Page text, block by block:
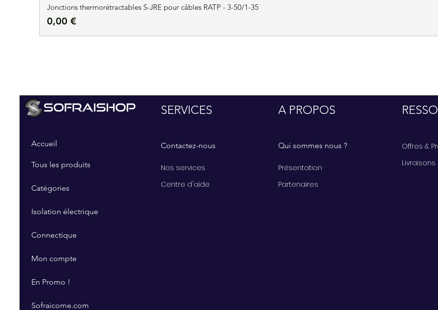
Jonctions thermorétractables S-JRE pour câbles RATP - 3-50/1-35
Prix
0,00 €
Accueil
Tous les produits
Catégories
Isolation électrique
Connectique
Mon compte
En Promo !
Sofraicome.com
SERVICES
Contactez-nous
Nos services
Centre d'aide
A PROPOS
Qui sommes nous ?
Présentation
Partenaires
Offres &
Livraisons